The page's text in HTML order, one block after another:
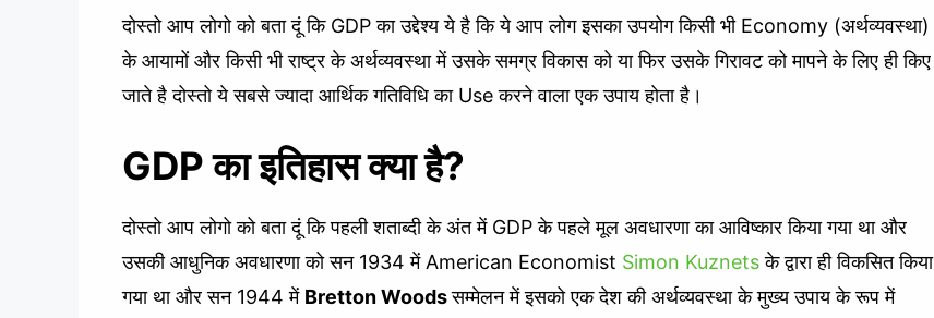
दोस्तो आप लोगो को बता दूं कि GDP का उद्देश्य ये है कि ये आप लोग इसका उपयोग किसी भी Economy (अर्थव्यवस्था)
के आयामों और किसी भी राष्ट्र के अर्थव्यवस्था में उसके समग्र विकास को या फिर उसके गिरावट को मापने के लिए ही किए
जाते है दोस्तो ये सबसे ज्यादा आर्थिक गतिविधि का Use करने वाला एक उपाय होता है।
GDP का इतिहास क्या है?
दोस्तो आप लोगो को बता दूं कि पहली शताब्दी के अंत में GDP के पहले मूल अवधारणा का आविष्कार किया गया था और
उसकी आधुनिक अवधारणा को सन 1934 में American Economist Simon Kuznetsके द्वारा ही विकसित किया
गया था और सन 1944 में Bretton Woodsसम्मेलन में इसको एक देश की अर्थव्यवस्था के मुख्य उपाय के रूप में